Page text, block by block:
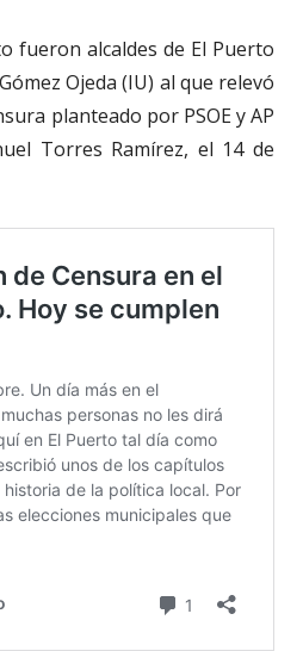
fueron alcaldes de El Puerto
Ojeda (IU) al que relevó
planteado por PSOE y AP
Torres Ramírez, el 14 de